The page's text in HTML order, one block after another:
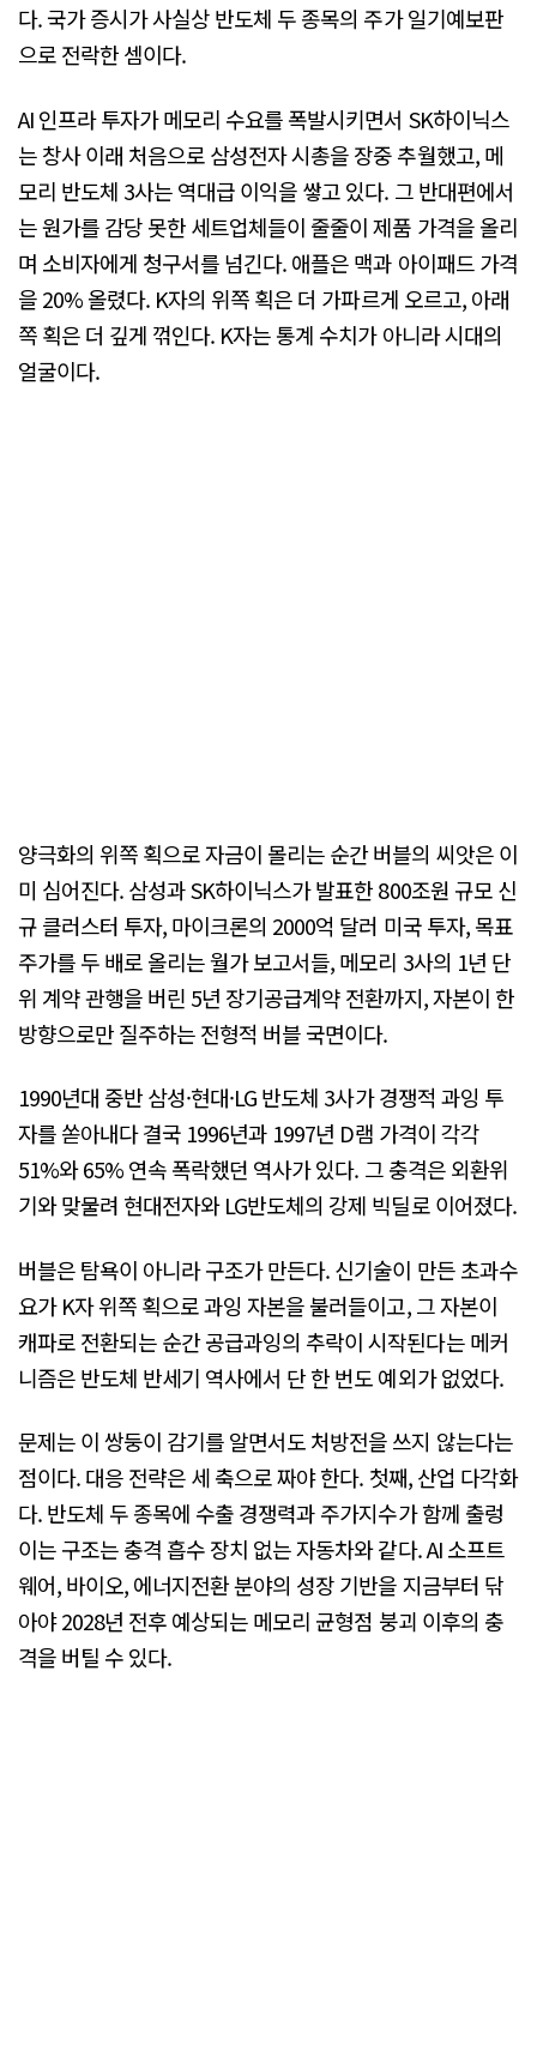
다. 국가 증시가 사실상 반도체 두 종목의 주가 일기예보판
으로 전락한 셈이다.
AI 인프라 투자가 메모리 수요를 폭발시키면서 SK하이닉스
는 창사 이래 처음으로 삼성전자 시총을 장중 추월했고, 메
모리 반도체 3사는 역대급 이익을 쌓고 있다. 그 반대편에서
는 원가를 감당 못한 세트업체들이 줄줄이 제품 가격을 올리
며 소비자에게 청구서를 넘긴다. 애플은 맥과 아이패드 가격
을 20% 올렸다. K자의 위쪽 획은 더 가파르게 오르고, 아래
쪽 획은 더 깊게 꺾인다. K자는 통계 수치가 아니라 시대의
얼굴이다.
양극화의 위쪽 획으로 자금이 몰리는 순간 버블의 씨앗은 이
미 심어진다. 삼성과 SK하이닉스가 발표한 800조원 규모 신
규 클러스터 투자, 마이크론의 2000억 달러 미국 투자, 목표
주가를 두 배로 올리는 월가 보고서들, 메모리 3사의 1년 단
위 계약 관행을 버린 5년 장기공급계약 전환까지, 자본이 한
방향으로만 질주하는 전형적 버블 국면이다.
1990년대 중반 삼성·현대·LG 반도체 3사가 경쟁적 과잉 투
자를 쏟아내다 결국 1996년과 1997년 D램 가격이 각각
51%와 65% 연속 폭락했던 역사가 있다. 그 충격은 외환위
기와 맞물려 현대전자와 LG반도체의 강제 빅딜로 이어졌다.
버블은 탐욕이 아니라 구조가 만든다. 신기술이 만든 초과수
요가 K자 위쪽 획으로 과잉 자본을 불러들이고, 그 자본이
캐파로 전환되는 순간 공급과잉의 추락이 시작된다는 메커
니즘은 반도체 반세기 역사에서 단 한 번도 예외가 없었다.
문제는 이 쌍둥이 감기를 알면서도 처방전을 쓰지 않는다는
점이다. 대응 전략은 세 축으로 짜야 한다. 첫째, 산업 다각화
다. 반도체 두 종목에 수출 경쟁력과 주가지수가 함께 출렁
이는 구조는 충격 흡수 장치 없는 자동차와 같다. AI 소프트
웨어, 바이오, 에너지전환 분야의 성장 기반을 지금부터 닦
아야 2028년 전후 예상되는 메모리 균형점 붕괴 이후의 충
격을 버틸 수 있다.